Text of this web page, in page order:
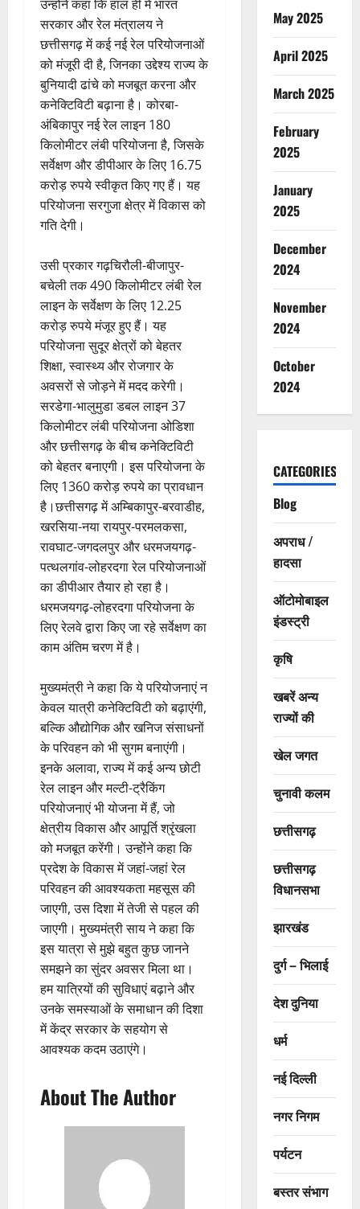
उन्होंने कहा कि हाल ही में भारत
सरकार और रेल मंत्रालय ने
छत्तीसगढ़ में कई नई रेल परियोजनाओं
को मंजूरी दी है, जिनका उद्देश्य राज्य के
बुनियादी ढांचे को मजबूत करना और
कनेक्टिविटी बढ़ाना है। कोरबा-
अंबिकापुर नई रेल लाइन 180
किलोमीटर लंबी परियोजना है, जिसके
सर्वेक्षण और डीपीआर के लिए 16.75
करोड़ रुपये स्वीकृत किए गए हैं। यह
परियोजना सरगुजा क्षेत्र में विकास को
गति देगी।
उसी प्रकार गढ़चिरौली-बीजापुर-
बचेली तक 490 किलोमीटर लंबी रेल
लाइन के सर्वेक्षण के लिए 12.25
करोड़ रुपये मंजूर हुए हैं। यह
परियोजना सुदूर क्षेत्रों को बेहतर
शिक्षा, स्वास्थ्य और रोजगार के
अवसरों से जोड़ने में मदद करेगी।
सरडेगा-भालुमुडा डबल लाइन 37
किलोमीटर लंबी परियोजना ओडिशा
और छत्तीसगढ़ के बीच कनेक्टिविटी
को बेहतर बनाएगी। इस परियोजना के
लिए 1360 करोड़ रुपये का प्रावधान
है।छत्तीसगढ़ में अम्बिकापुर-बरवाडीह,
खरसिया-नया रायपुर-परमलकसा,
रावघाट-जगदलपुर और धरमजयगढ़-
पत्थलगांव-लोहरदगा रेल परियोजनाओं
का डीपीआर तैयार हो रहा है।
धरमजयगढ़-लोहरदगा परियोजना के
लिए रेलवे द्वारा किए जा रहे सर्वेक्षण का
काम अंतिम चरण में है।
मुख्यमंत्री ने कहा कि ये परियोजनाएं न
केवल यात्री कनेक्टिविटी को बढ़ाएंगी,
बल्कि औद्योगिक और खनिज संसाधनों
के परिवहन को भी सुगम बनाएंगी।
इनके अलावा, राज्य में कई अन्य छोटी
रेल लाइन और मल्टी-ट्रैकिंग
परियोजनाएं भी योजना में हैं, जो
क्षेत्रीय विकास और आपूर्ति श्रृंखला
को मजबूत करेंगी। उन्होंने कहा कि
प्रदेश के विकास में जहां-जहां रेल
परिवहन की आवश्यकता महसूस की
जाएगी, उस दिशा में तेजी से पहल की
जाएगी। मुख्यमंत्री साय ने कहा कि
इस यात्रा से मुझे बहुत कुछ जानने
समझने का सुंदर अवसर मिला था।
हम यात्रियों की सुविधाएं बढ़ाने और
उनके समस्याओं के समाधान की दिशा
में केंद्र सरकार के सहयोग से
आवश्यक कदम उठाएंगे।
About The Author
May 2025
April 2025
March 2025
February
2025
January
2025
December
2024
November
2024
October
2024
CATEGORIES
Blog
अपराध /
हादसा
ऑटोमोबाइल
इंडस्ट्री
कृषि
खबरें अन्य
राज्यों की
खेल जगत
चुनावी कलम
छत्तीसगढ़
छत्तीसगढ़
विधानसभा
झारखंड
दुर्ग – भिलाई
देश दुनिया
धर्म
नई दिल्ली
नगर निगम
पर्यटन
बस्तर संभाग